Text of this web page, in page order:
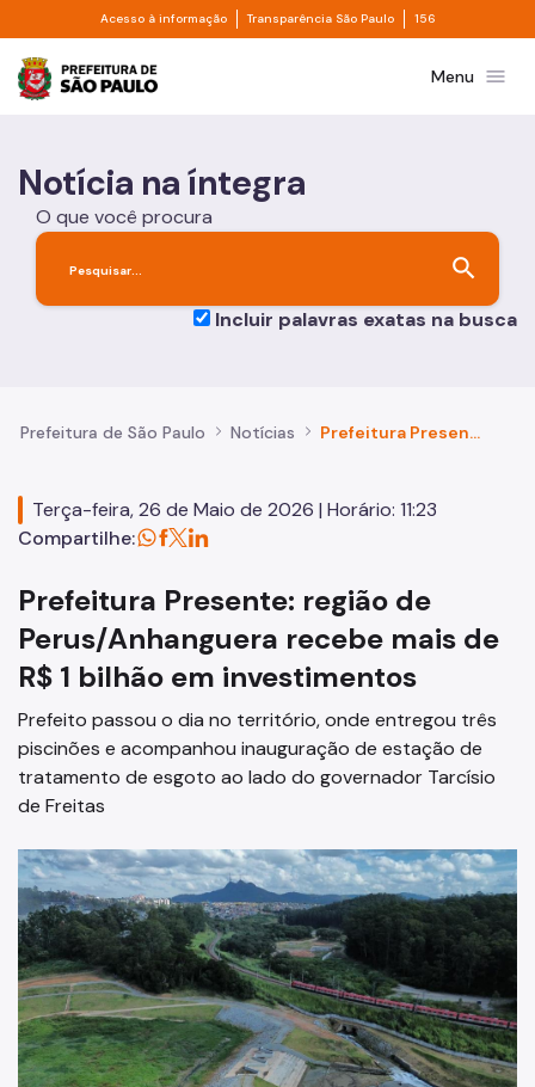
Pular para o Conteúdo principal
Acesso à informação Divisor de acesso à informação
Transparência São Paulo Divisor de
156
Prefeitura de São PauloMenu menu
Notícia na íntegra
O que você procura
search
Incluir palavras exatas na busca
Prefeitura de São Paulo Notícias Prefeitura Presente: região de Perus/Anhanguera recebe mais de R$ 1 bilhão em investimentos
Terça-feira, 26 de Maio de 2026 | Horário: 11:23
Compartilhe:
Prefeitura Presente: região de
Perus/Anhanguera recebe mais de
R$ 1 bilhão em investimentos
Prefeito passou o dia no território, onde entregou três
piscinões e acompanhou inauguração de estação de
tratamento de esgoto ao lado do governador Tarcísio
de Freitas